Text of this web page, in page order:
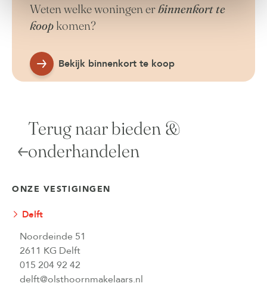
Weten welke woningen erbinnenkort te
koopkomen?
Bekijk binnenkort te koop
Terug naar bieden &
onderhandelen
ONZE VESTIGINGEN
Delft
Noordeinde 51
2611 KG Delft
015 204 92 42
delft@olsthoornmakelaars.nl